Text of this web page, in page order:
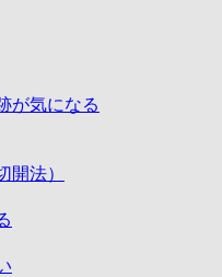
が気になる
開法）